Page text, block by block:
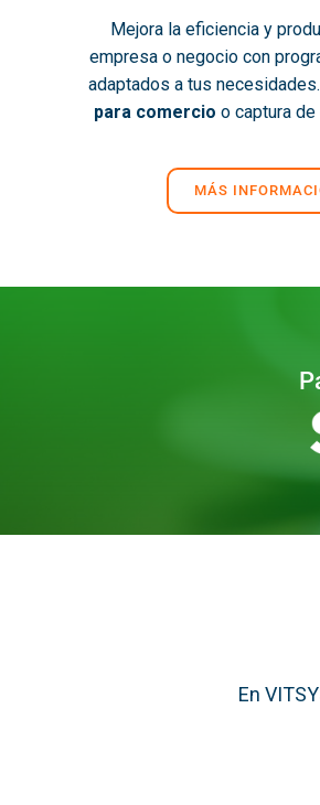
Mejora la eficiencia y
empresa o negocio con
adaptados a tus necesidades.
para comercio o captura
MÁS
En